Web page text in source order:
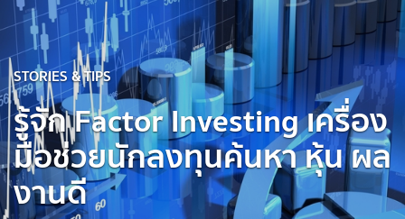
STORIES & TIPS
รู้จัก Factor Investing เครื่อง
มือช่วยนักลงทุนค้นหา หุ้น ผล
งานดี